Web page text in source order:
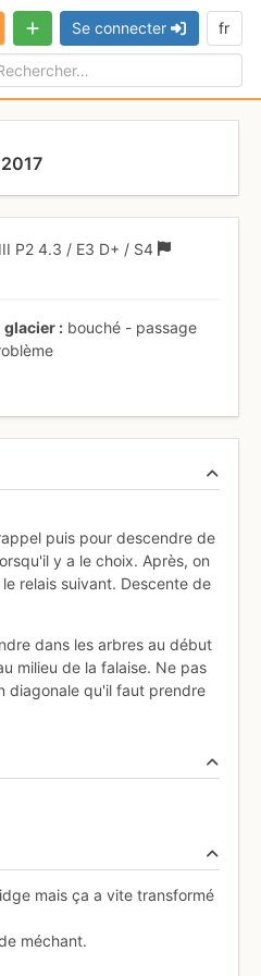
Se connecter fr
III P24.3 / E3 D+ / S4
glacier
bouché - passage
puis pour descendre de
y a le choix. Après, on
relais suivant. Descente de
dans les arbres au début
milieu de la falaise. Ne pas
diagonale qu'il faut prendre
mais ça a vite transformé
méchant.